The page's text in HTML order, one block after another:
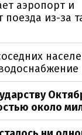
аэропорт и
поезда из-за
около